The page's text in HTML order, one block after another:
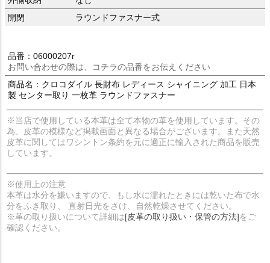
開閉
ラウンドファスナー式
品番：06000207r
お問い合わせの際は、コチラの品番をお伝えください
商品名：クロコダイル 長財布 レディース シャイニング 加工 日本
製 センター取り 一枚革 ラウンドファスナー
※当店で使用している本革は全て本物の革を使用しています。その
為、皮革の模様など掲載画面と異なる場合がございます。また天然
皮革に関してはワシントン条約を元に適正に輸入された商品を販売
しています。
※使用上の注意
本革は水分を嫌いますので、もし水に濡れたときには乾いた布で水
分をふき取り、 直射日光をさけ、自然乾燥させてください。
※革の取り扱いについて詳細は[皮革の取り扱い・保管の方法]をご
確認ください。